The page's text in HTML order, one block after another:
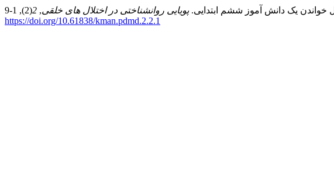
پویایی روانشناختی در اختلال های خلقی,
2
https://doi.org/10.61838/kman.pdmd.2.2.1